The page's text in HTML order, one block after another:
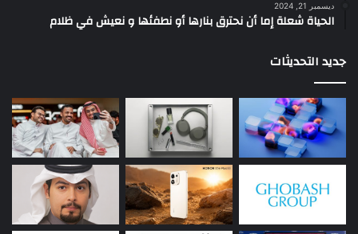
ديسمبر 21, 2024
الحياة شعلة إما أن نحترق بنارها أو نطفئها و نعيش في ظلام
جديد التحديثات